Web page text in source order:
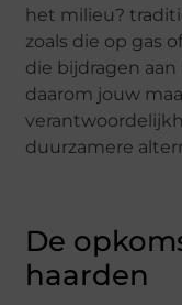
het milieu?
zoals die op gas
die bijdragen
daarom jouw
duurzamere
De
haarden